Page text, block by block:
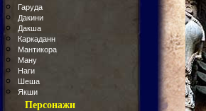
Гаруда
Дакини
Дакша
Каркаданн
Мантикора
Ману
Наги
Шеша
Якши
Персонажи